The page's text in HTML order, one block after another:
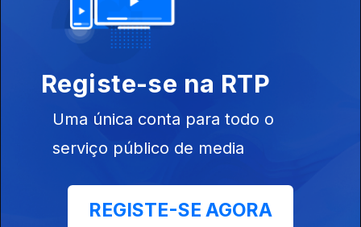
23h Novo incêndio em Carrazeda aumenta
preocupação no concelho
08 ago. 2026
20h Vento dificulta combate a fogo em
Carrazeda de Ansiães
08 ago. 2026
Registe-se na RTP
Uma única conta para todo o
serviço público de media
REGISTE-SE AGORA